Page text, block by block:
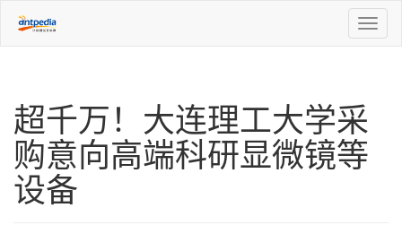
超千万！大连理工大学采
购意向高端科研显微镜等
设备